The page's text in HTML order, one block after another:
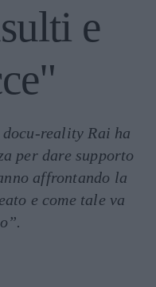
e
reality Rai ha
per dare supporto
affrontando la
e come tale va